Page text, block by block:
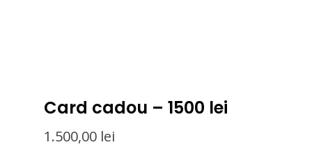
Card cadou – 1500 lei
1.500,00 lei